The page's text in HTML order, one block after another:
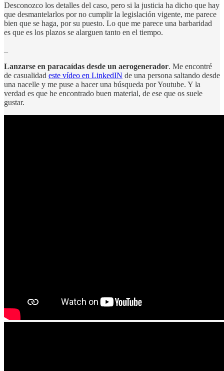
Desconozco los detalles del caso, pero si la justicia ha dicho que hay
que desmantelarlos por no cumplir la legislación vigente, me parece
bien que se haga, por su puesto. Lo que me parece una barbaridad
es que es los plazos se alarguen tanto en el tiempo.
Lanzarse en paracaídas desde un aerogenerador. Me encontré
de casualidad este vídeo en LinkedIN de una persona saltando desde
una nacelle y me puse a hacer una búsqueda por Youtube. Y la
verdad es que he encontrado buen material, de ese que os suele
gustar.